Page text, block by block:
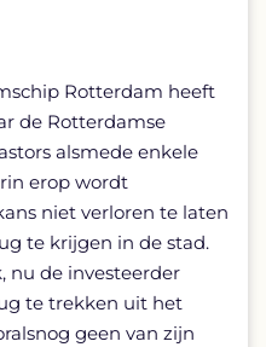
Rotterdam heeft
de Rotterdamse
alsmede enkele
erop wordt
niet verloren te laten
te krijgen in de stad.
nu de investeerder
te trekken uit het
geen van zijn